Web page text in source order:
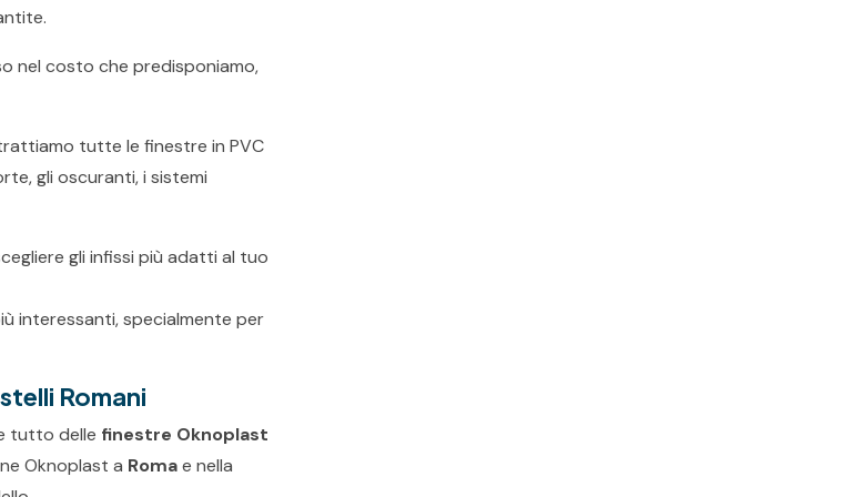
nel costo che predisponiamo,
tutte le finestre in PVC
gli oscuranti, i sistemi
gli infissi più adatti al tuo
interessanti, specialmente per
Romani
tutto delle finestre Oknoplast
Oknoplast a Romae nella